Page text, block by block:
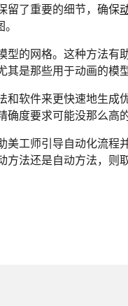
留了重要的细节，确保
型的网格。这种方法有
是那些用于动画的模型
和软件来更快速地生成
度要求可能没那么高的
美工师引导自动化流程
方法还是自动方法，则